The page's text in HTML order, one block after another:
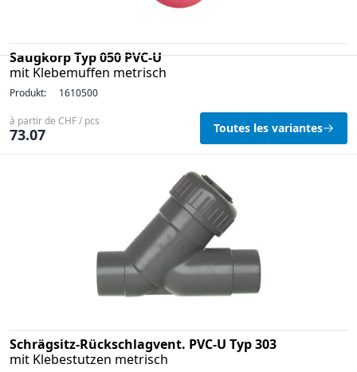
Saugkorp Typ 050 PVC-U
mit Klebemuffen metrisch
Produkt: 1610500
à partir de CHF / pcs
73.07 Toutes les variantes
Schrägsitz-Rückschlagvent. PVC-U Typ 303
mit Klebestutzen metrisch